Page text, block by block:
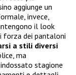
aggiunge un
invece,
il look
forza dei pantaloni
a stili diversi
ma
stagione